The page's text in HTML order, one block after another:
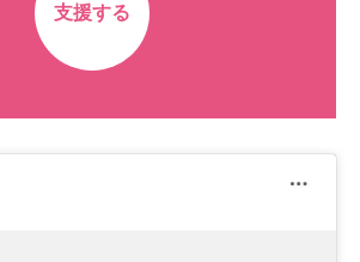
支援する